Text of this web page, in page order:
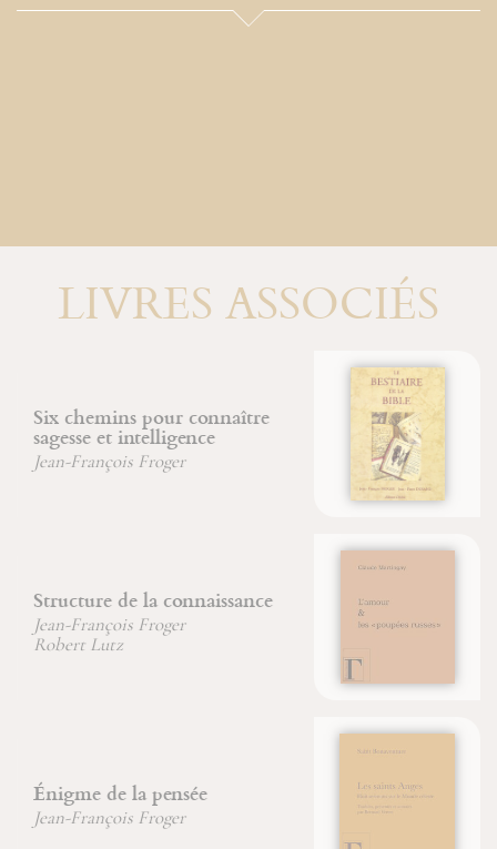
LIVRES ASSOCIÉS
Le bestiaire de la Bible
Jean-Pierre Durand
L'amour et les « poupées russes
Les saints Anges